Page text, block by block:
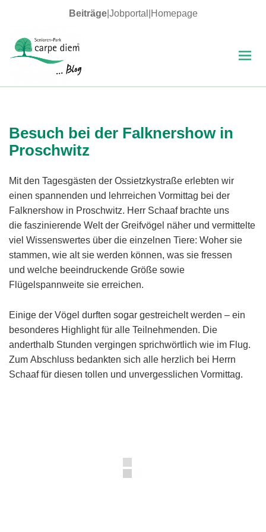
Beiträge| Jobportal Homepage
Besuch bei der Falknershow in
Proschwitz
Mit den Tagesgästen der Ossietzkystraße erlebten wir
einen spannenden und lehrreichen Vormittag bei der
Falknershow in Proschwitz. Herr Schaaf brachte uns
die faszinierende Welt der Greifvögel näher und vermittelte
viel Wissenswertes über die einzelnen Tiere: Woher sie
stammen, wie alt sie werden können, was sie fressen
und welche beeindruckende Größe sowie
Flügelspannweite sie erreichen.
Einige der Vögel durften sogar gestreichelt werden – ein
besonderes Highlight für alle Teilnehmenden. Die
anderthalb Stunden vergingen sprichwörtlich wie im Flug.
Zum Abschluss bedankten sich alle herzlich bei Herrn
Schaaf für diesen tollen und unvergesslichen Vormittag.